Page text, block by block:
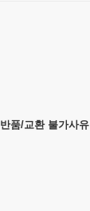
반품/교환 불가사유